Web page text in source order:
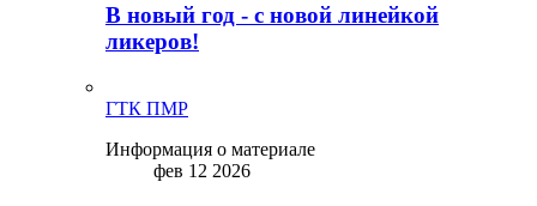
В новый год - с новой линейкой
ликepoв!
ГТК ПМР
Информация о материале
фев 12 2026